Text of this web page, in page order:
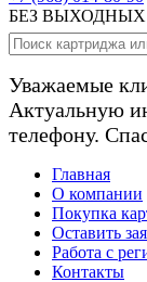
БЕЗ ВЫХОДНЫХ
Уважаемые
Актуальную
телефону.
Главная
О компании
Покупка
Оставить
Работа с
Контакты